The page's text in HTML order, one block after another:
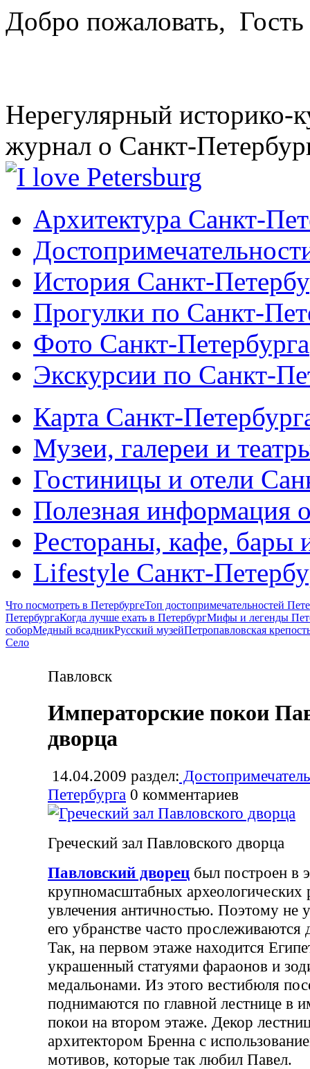
Добро пожаловать, Гость
Нерегулярный историко-
журнал о Санкт-
Архитектура Санкт-
История Санкт-
Прогулки по Санкт-
Фото Санкт-Петербурга
Экскурсии по Санкт-
Карта Санкт-
Музеи, галереи и
Гостиницы и отели
Полезная информация
Рестораны, кафе, бары
Lifestyle Санкт-
Что посмотреть в ПетербургеТоп достопримечательностей
ПетербургаКогда лучше ехать в ПетербургМифы и легенды
соборМедный всадникРусский музейПетропавловская
Село
Павловск
Императорские покои
дворца
14.04.2009 раздел:
Петербурга 0 комментариев
Греческий зал Павловского дворца
Павловский дворец был построен в
крупномасштабных археологических
увлечения античностью. Поэтому не
его убранстве часто
Так, на первом этаже находится
украшенный статуями фараонов и
медальонами. Из этого вестибюля
поднимаются по главной лестнице в
покои на втором этаже. Декор
архитектором Бренна с
мотивов, которые так любил Павел.